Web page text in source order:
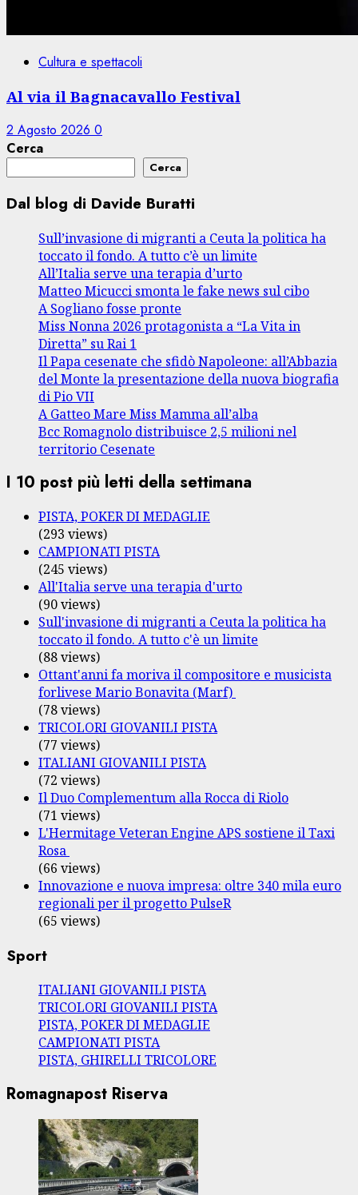
Cultura e spettacoli
Al via il Bagnacavallo Festival
2 Agosto 2026 0
Cerca
Cerca
Dal blog di Davide Buratti
Sull’invasione di migranti a Ceuta la politica ha
toccato il fondo. A tutto c’è un limite
All’Italia serve una terapia d’urto
Matteo Micucci smonta le fake news sul cibo
A Sogliano fosse pronte
Miss Nonna 2026 protagonista a “La Vita in
Diretta” su Rai 1
Il Papa cesenate che sfidò Napoleone: all’Abbazia
del Monte la presentazione della nuova biografia
di Pio VII
A Gatteo Mare Miss Mamma all’alba
Bcc Romagnolo distribuisce 2,5 milioni nel
territorio Cesenate
I 10 post più letti della settimana
PISTA, POKER DI MEDAGLIE
(293 views)
CAMPIONATI PISTA
(245 views)
All'Italia serve una terapia d'urto
(90 views)
Sull'invasione di migranti a Ceuta la politica ha
toccato il fondo. A tutto c'è un limite
(88 views)
Ottant'anni fa moriva il compositore e musicista
forlivese Mario Bonavita (Marf)
(78 views)
TRICOLORI GIOVANILI PISTA
(77 views)
ITALIANI GIOVANILI PISTA
(72 views)
Il Duo Complementum alla Rocca di Riolo
(71 views)
L'Hermitage Veteran Engine APS sostiene il Taxi
Rosa
(66 views)
Innovazione e nuova impresa: oltre 340 mila euro
regionali per il progetto PulseR
(65 views)
Sport
ITALIANI GIOVANILI PISTA
TRICOLORI GIOVANILI PISTA
PISTA, POKER DI MEDAGLIE
CAMPIONATI PISTA
PISTA, GHIRELLI TRICOLORE
Romagnapost Riserva